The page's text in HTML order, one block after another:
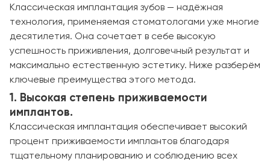
Классическая имплантация зубов — надёжная
технология, применяемая стоматологами уже многие
десятилетия. Она сочетает в себе высокую
успешность приживления, долговечный результат и
максимально естественную эстетику. Ниже разберём
ключевые преимущества этого метода.
1. Высокая степень приживаемости
имплантов.
Классическая имплантация обеспечивает высокий
процент приживаемости имплантов благодаря
тщательному планированию и соблюдению всех